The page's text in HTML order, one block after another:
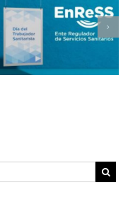
El ENRESS está para…